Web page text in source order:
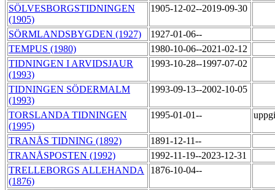
SÖLVESBORGSTIDNINGEN
(1905)
1905-12-02--2019-09-30
SÖRMLANDSBYGDEN (1927)
1927-01-06--
TEMPUS (1980)
1980-10-06--2021-02-12
TIDNINGEN I ARVIDSJAUR
(1993)
1993-10-28--1997-07-02
TIDNINGEN SÖDERMALM
(1993)
1993-09-13--2002-10-05
TORSLANDA TIDNINGEN
(1995)
1995-01-01--
TRANÅS TIDNING (1892)
1891-12-11--
TRANÅSPOSTEN (1992)
1992-11-19--2023-12-31
TRELLEBORGS ALLEHANDA
(1876)
1876-10-04--